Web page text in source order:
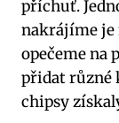
příchuť.
nakrájíme je
opečeme na
přidat různé
chipsy